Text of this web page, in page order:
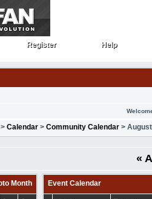
Register
Register Help
Help
> Calendar > Community Calendar >
«
Event Calendar